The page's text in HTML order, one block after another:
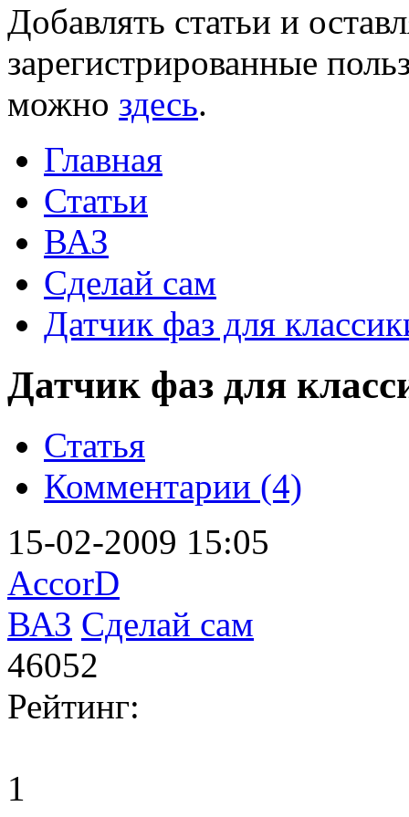
Добавлять статьи и
зарегистрированные
можно здесь.
Главная
Статьи
ВАЗ
Сделай сам
Датчик фаз для
Датчик фаз для
Статья
Комментарии (4)
15-02-2009 15:05
AccorD
ВАЗ Сделай сам
46052
Рейтинг:
1